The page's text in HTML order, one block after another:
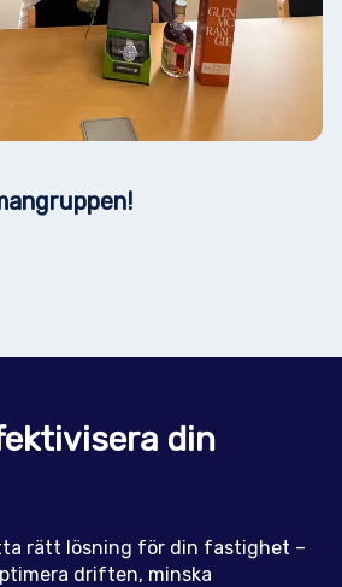
din
rätt lösning för din fastighet –
driften, minska